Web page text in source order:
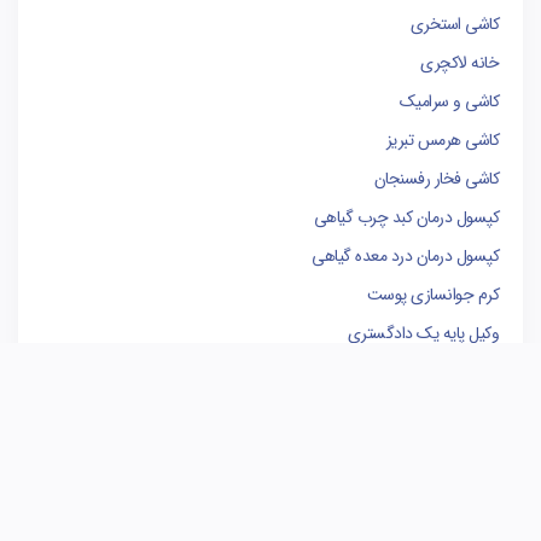
کاشی استخری
خانه لاکچری
کاشی و سرامیک
کاشی هرمس تبریز
کاشی فخار رفسنجان
کپسول درمان کبد چرب گیاهی
کپسول درمان درد معده گیاهی
کرم جوانسازی پوست
وکیل پایه یک دادگستری